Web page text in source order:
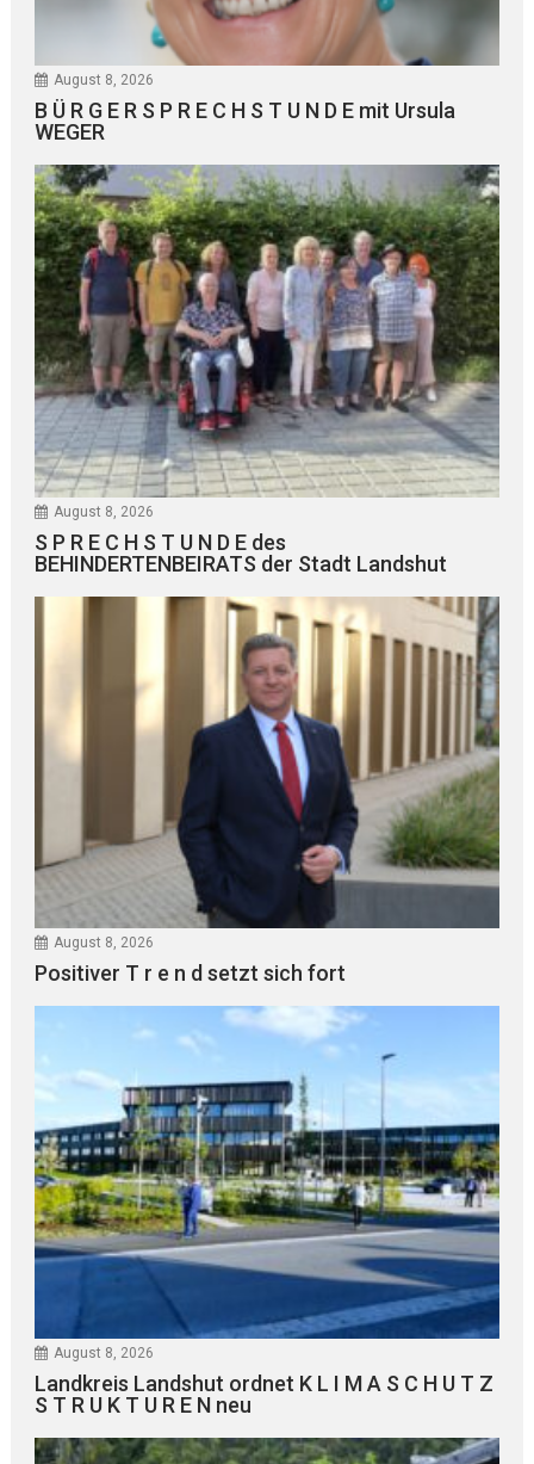
August 8, 2026
B Ü R G E R S P R E C H S T U N D E mit Ursula
WEGER
August 8, 2026
S P R E C H S T U N D E des
BEHINDERTENBEIRATS der Stadt Landshut
August 8, 2026
Positiver T r e n d setzt sich fort
August 8, 2026
Landkreis Landshut ordnet K L I M A S C H U T Z
S T R U K T U R E N neu